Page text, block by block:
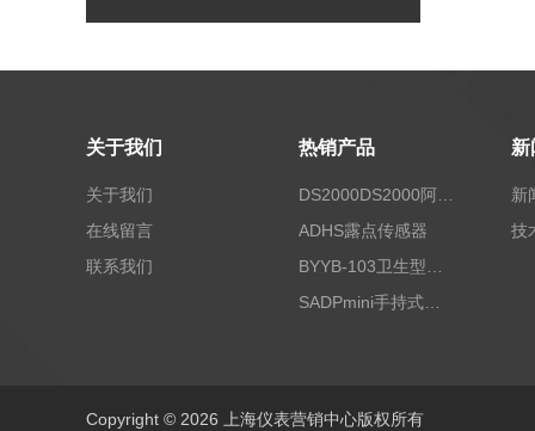
关于我们
关于我们
在线留言
联系我们
热销产品
ADHS露点传感器
新
新
技
Copyright © 2026 上海仪表营销中心版权所有